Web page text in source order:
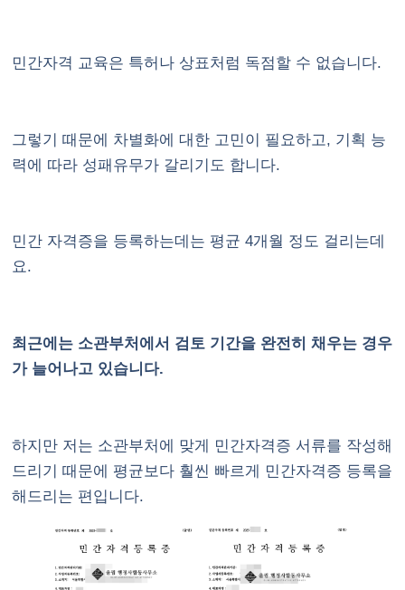
민간자격 교육은 특허나 상표처럼 독점할 수 없습니다.
그렇기 때문에 차별화에 대한 고민이 필요하고, 기획 능
력에 따라 성패유무가 갈리기도 합니다.
민간 자격증을 등록하는데는 평균 4개월 정도 걸리는데
요.
최근에는 소관부처에서 검토 기간을 완전히 채우는 경우
가 늘어나고 있습니다.
하지만 저는 소관부처에 맞게 민간자격증 서류를 작성해
드리기 때문에 평균보다 훨씬 빠르게 민간자격증 등록을
해드리는 편입니다.